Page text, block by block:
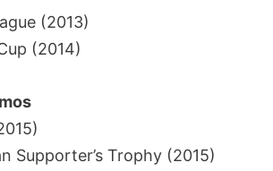
(2013)
(2014)
Supporter’s Trophy (2015)